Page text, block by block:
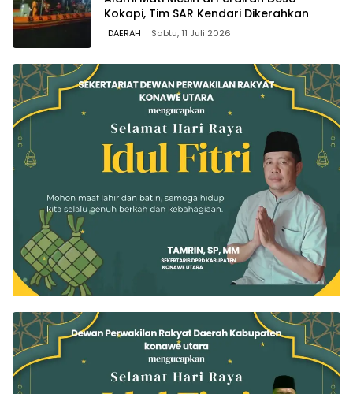
Kokapi, Tim SAR Kendari Dikerahkan
DAERAH Sabtu, 11 Juli 2026